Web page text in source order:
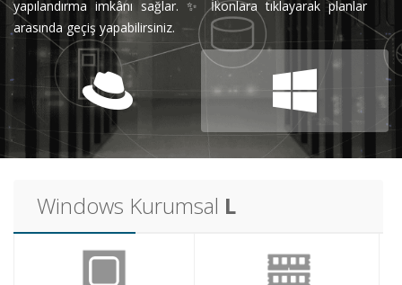
Alışveriş
Sepeti
Hosting
Limitsiz
yapılandırma imkânı sağlar. ✨ İkonlara tıklayarak planlar
arasında geçiş yapabilirsiniz.
Windows Kurumsal L